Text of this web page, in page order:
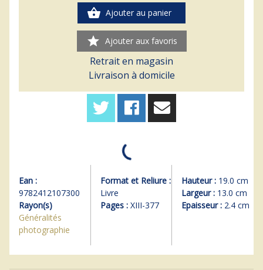
shopping_basket Ajouter au panier
star Ajouter aux favoris
Retrait en magasin
Livraison à domicile
Ean :
9782412107300
Rayon(s)
Généralités
photographie
Format et Reliure :
Livre
Pages :XIII-377
Hauteur : 19.0 cm
Largeur : 13.0 cm
Epaisseur : 2.4 cm